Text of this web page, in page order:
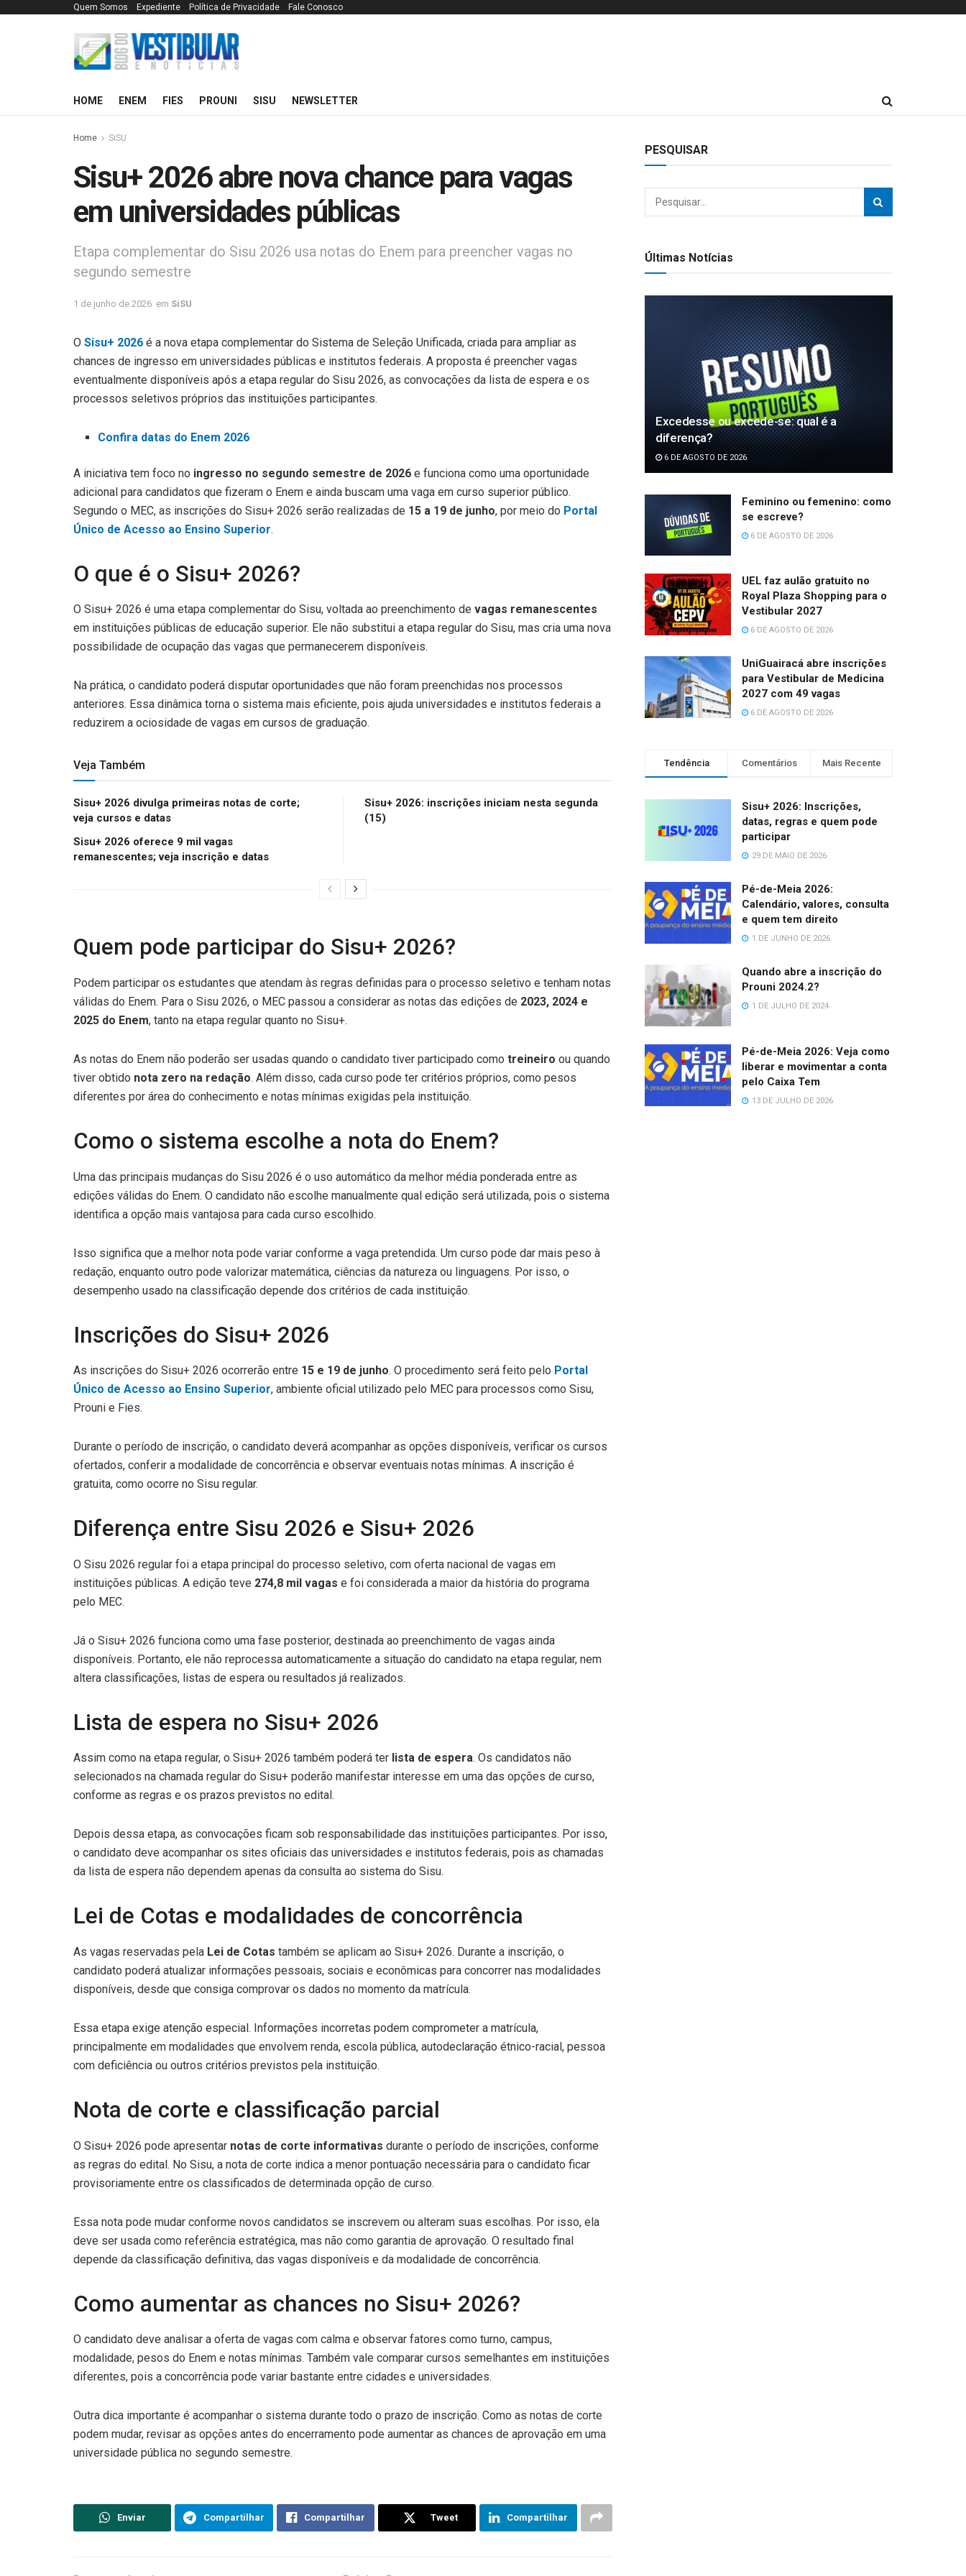
Quem Somos Expediente Política de Privacidade Fale Conosco
HOME ENEM FIES PROUNI SISU NEWSLETTER
Home SiSU
Sisu+ 2026 abre nova chance para vagas
em universidades públicas
Etapa complementar do Sisu 2026 usa notas do Enem para preencher vagas no
segundo semestre
1 de junho de 2026 em SiSU
O Sisu+ 2026 é a nova etapa complementar do Sistema de Seleção Unificada, criada para ampliar as
chances de ingresso em universidades públicas e institutos federais. A proposta é preencher vagas
eventualmente disponíveis após a etapa regular do Sisu 2026, as convocações da lista de espera e os
processos seletivos próprios das instituições participantes.
Confira datas do Enem 2026
A iniciativa tem foco no ingresso no segundo semestre de 2026 e funciona como uma oportunidade
adicional para candidatos que fizeram o Enem e ainda buscam uma vaga em curso superior público.
Segundo o MEC, as inscrições do Sisu+ 2026 serão realizadas de 15 a 19 de junho, por meio do Portal
Único de Acesso ao Ensino Superior.
O que é o Sisu+ 2026?
O Sisu+ 2026 é uma etapa complementar do Sisu, voltada ao preenchimento de vagas remanescentes
em instituições públicas de educação superior. Ele não substitui a etapa regular do Sisu, mas cria uma nova
possibilidade de ocupação das vagas que permanecerem disponíveis.
Na prática, o candidato poderá disputar oportunidades que não foram preenchidas nos processos
anteriores. Essa dinâmica torna o sistema mais eficiente, pois ajuda universidades e institutos federais a
reduzirem a ociosidade de vagas em cursos de graduação.
Veja Também
Sisu+ 2026 divulga primeiras notas de corte;
veja cursos e datas
Sisu+ 2026 oferece 9 mil vagas
remanescentes; veja inscrição e datas
Sisu+ 2026: inscrições iniciam nesta segunda
(15)
Quem pode participar do Sisu+ 2026?
Podem participar os estudantes que atendam às regras definidas para o processo seletivo e tenham notas
válidas do Enem. Para o Sisu 2026, o MEC passou a considerar as notas das edições de 2023, 2024 e
2025 do Enem, tanto na etapa regular quanto no Sisu+.
As notas do Enem não poderão ser usadas quando o candidato tiver participado como treineiro ou quando
tiver obtido nota zero na redação. Além disso, cada curso pode ter critérios próprios, como pesos
diferentes por área do conhecimento e notas mínimas exigidas pela instituição.
Como o sistema escolhe a nota do Enem?
Uma das principais mudanças do Sisu 2026 é o uso automático da melhor média ponderada entre as
edições válidas do Enem. O candidato não escolhe manualmente qual edição será utilizada, pois o sistema
identifica a opção mais vantajosa para cada curso escolhido.
Isso significa que a melhor nota pode variar conforme a vaga pretendida. Um curso pode dar mais peso à
redação, enquanto outro pode valorizar matemática, ciências da natureza ou linguagens. Por isso, o
desempenho usado na classificação depende dos critérios de cada instituição.
Inscrições do Sisu+ 2026
As inscrições do Sisu+ 2026 ocorrerão entre 15 e 19 de junho. O procedimento será feito pelo Portal
Único de Acesso ao Ensino Superior, ambiente oficial utilizado pelo MEC para processos como Sisu,
Prouni e Fies.
Durante o período de inscrição, o candidato deverá acompanhar as opções disponíveis, verificar os cursos
ofertados, conferir a modalidade de concorrência e observar eventuais notas mínimas. A inscrição é
gratuita, como ocorre no Sisu regular.
Diferença entre Sisu 2026 e Sisu+ 2026
O Sisu 2026 regular foi a etapa principal do processo seletivo, com oferta nacional de vagas em
instituições públicas. A edição teve 274,8 mil vagas e foi considerada a maior da história do programa
pelo MEC.
Já o Sisu+ 2026 funciona como uma fase posterior, destinada ao preenchimento de vagas ainda
disponíveis. Portanto, ele não reprocessa automaticamente a situação do candidato na etapa regular, nem
altera classificações, listas de espera ou resultados já realizados.
Lista de espera no Sisu+ 2026
Assim como na etapa regular, o Sisu+ 2026 também poderá ter lista de espera. Os candidatos não
selecionados na chamada regular do Sisu+ poderão manifestar interesse em uma das opções de curso,
conforme as regras e os prazos previstos no edital.
Depois dessa etapa, as convocações ficam sob responsabilidade das instituições participantes. Por isso,
o candidato deve acompanhar os sites oficiais das universidades e institutos federais, pois as chamadas
da lista de espera não dependem apenas da consulta ao sistema do Sisu.
Lei de Cotas e modalidades de concorrência
As vagas reservadas pela Lei de Cotas também se aplicam ao Sisu+ 2026. Durante a inscrição, o
candidato poderá atualizar informações pessoais, sociais e econômicas para concorrer nas modalidades
disponíveis, desde que consiga comprovar os dados no momento da matrícula.
Essa etapa exige atenção especial. Informações incorretas podem comprometer a matrícula,
principalmente em modalidades que envolvem renda, escola pública, autodeclaração étnico-racial, pessoa
com deficiência ou outros critérios previstos pela instituição.
Nota de corte e classificação parcial
O Sisu+ 2026 pode apresentar notas de corte informativas durante o período de inscrições, conforme
as regras do edital. No Sisu, a nota de corte indica a menor pontuação necessária para o candidato ficar
provisoriamente entre os classificados de determinada opção de curso.
Essa nota pode mudar conforme novos candidatos se inscrevem ou alteram suas escolhas. Por isso, ela
deve ser usada como referência estratégica, mas não como garantia de aprovação. O resultado final
depende da classificação definitiva, das vagas disponíveis e da modalidade de concorrência.
Como aumentar as chances no Sisu+ 2026?
O candidato deve analisar a oferta de vagas com calma e observar fatores como turno, campus,
modalidade, pesos do Enem e notas mínimas. Também vale comparar cursos semelhantes em instituições
diferentes, pois a concorrência pode variar bastante entre cidades e universidades.
Outra dica importante é acompanhar o sistema durante todo o prazo de inscrição. Como as notas de corte
podem mudar, revisar as opções antes do encerramento pode aumentar as chances de aprovação em uma
universidade pública no segundo semestre.
Enviar Compartilhar Compartilhar Tweet Compartilhar
PESQUISAR
Últimas Notícias
Excedesse ou excede-se: qual é a
diferença?
6 DE AGOSTO DE 2026
Feminino ou femenino: como
se escreve?
6 DE AGOSTO DE 2026
UEL faz aulão gratuito no
Royal Plaza Shopping para o
Vestibular 2027
6 DE AGOSTO DE 2026
UniGuairacá abre inscrições
para Vestibular de Medicina
2027 com 49 vagas
6 DE AGOSTO DE 2026
Tendência Comentários Mais Recente
Sisu+ 2026: Inscrições,
datas, regras e quem pode
participar
29 DE MAIO DE 2026
Pé-de-Meia 2026:
Calendário, valores, consulta
e quem tem direito
1 DE JUNHO DE 2026
Quando abre a inscrição do
Prouni 2024.2?
1 DE JULHO DE 2024
Pé-de-Meia 2026: Veja como
liberar e movimentar a conta
pelo Caixa Tem
13 DE JULHO DE 2026